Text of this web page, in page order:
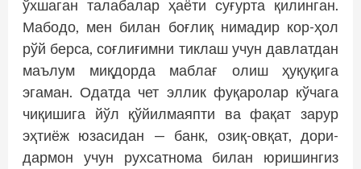
ўхшаган талабалар ҳаёти суғурта қилинган.
Мабодо, мен билан боғлиқ нимадир кор-ҳол
рўй берса, соғлиғимни тиклаш учун давлатдан
маълум миқдорда маб­лағ олиш ҳуқуқига
эгаман. Одатда чет эллик фуқаролар кўчага
чиқишига йўл қўйилмаяпти ва фақат зарур
эҳтиёж юзасидан — банк, озиқ-овқат, дори-
дармон учун рухсатнома билан юришингиз